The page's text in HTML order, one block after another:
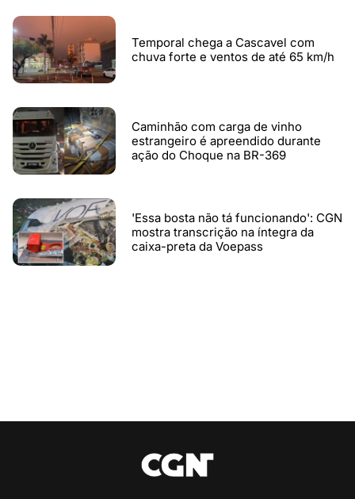
Temporal chega a Cascavel com
chuva forte e ventos de até 65 km/h
Caminhão com carga de vinho
estrangeiro é apreendido durante
ação do Choque na BR-369
'Essa bosta não tá funcionando': CGN
mostra transcrição na íntegra da
caixa-preta da Voepass